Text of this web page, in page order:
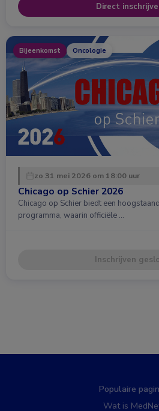
Direct
Bijeenkomst Oncologie
zo 31 mei 2026 om 18:00 uur
Chicago op Schier 2026
Chicago op Schier biedt een
programma, waarin officiële …
Inschrijven
Populaire
Wat is